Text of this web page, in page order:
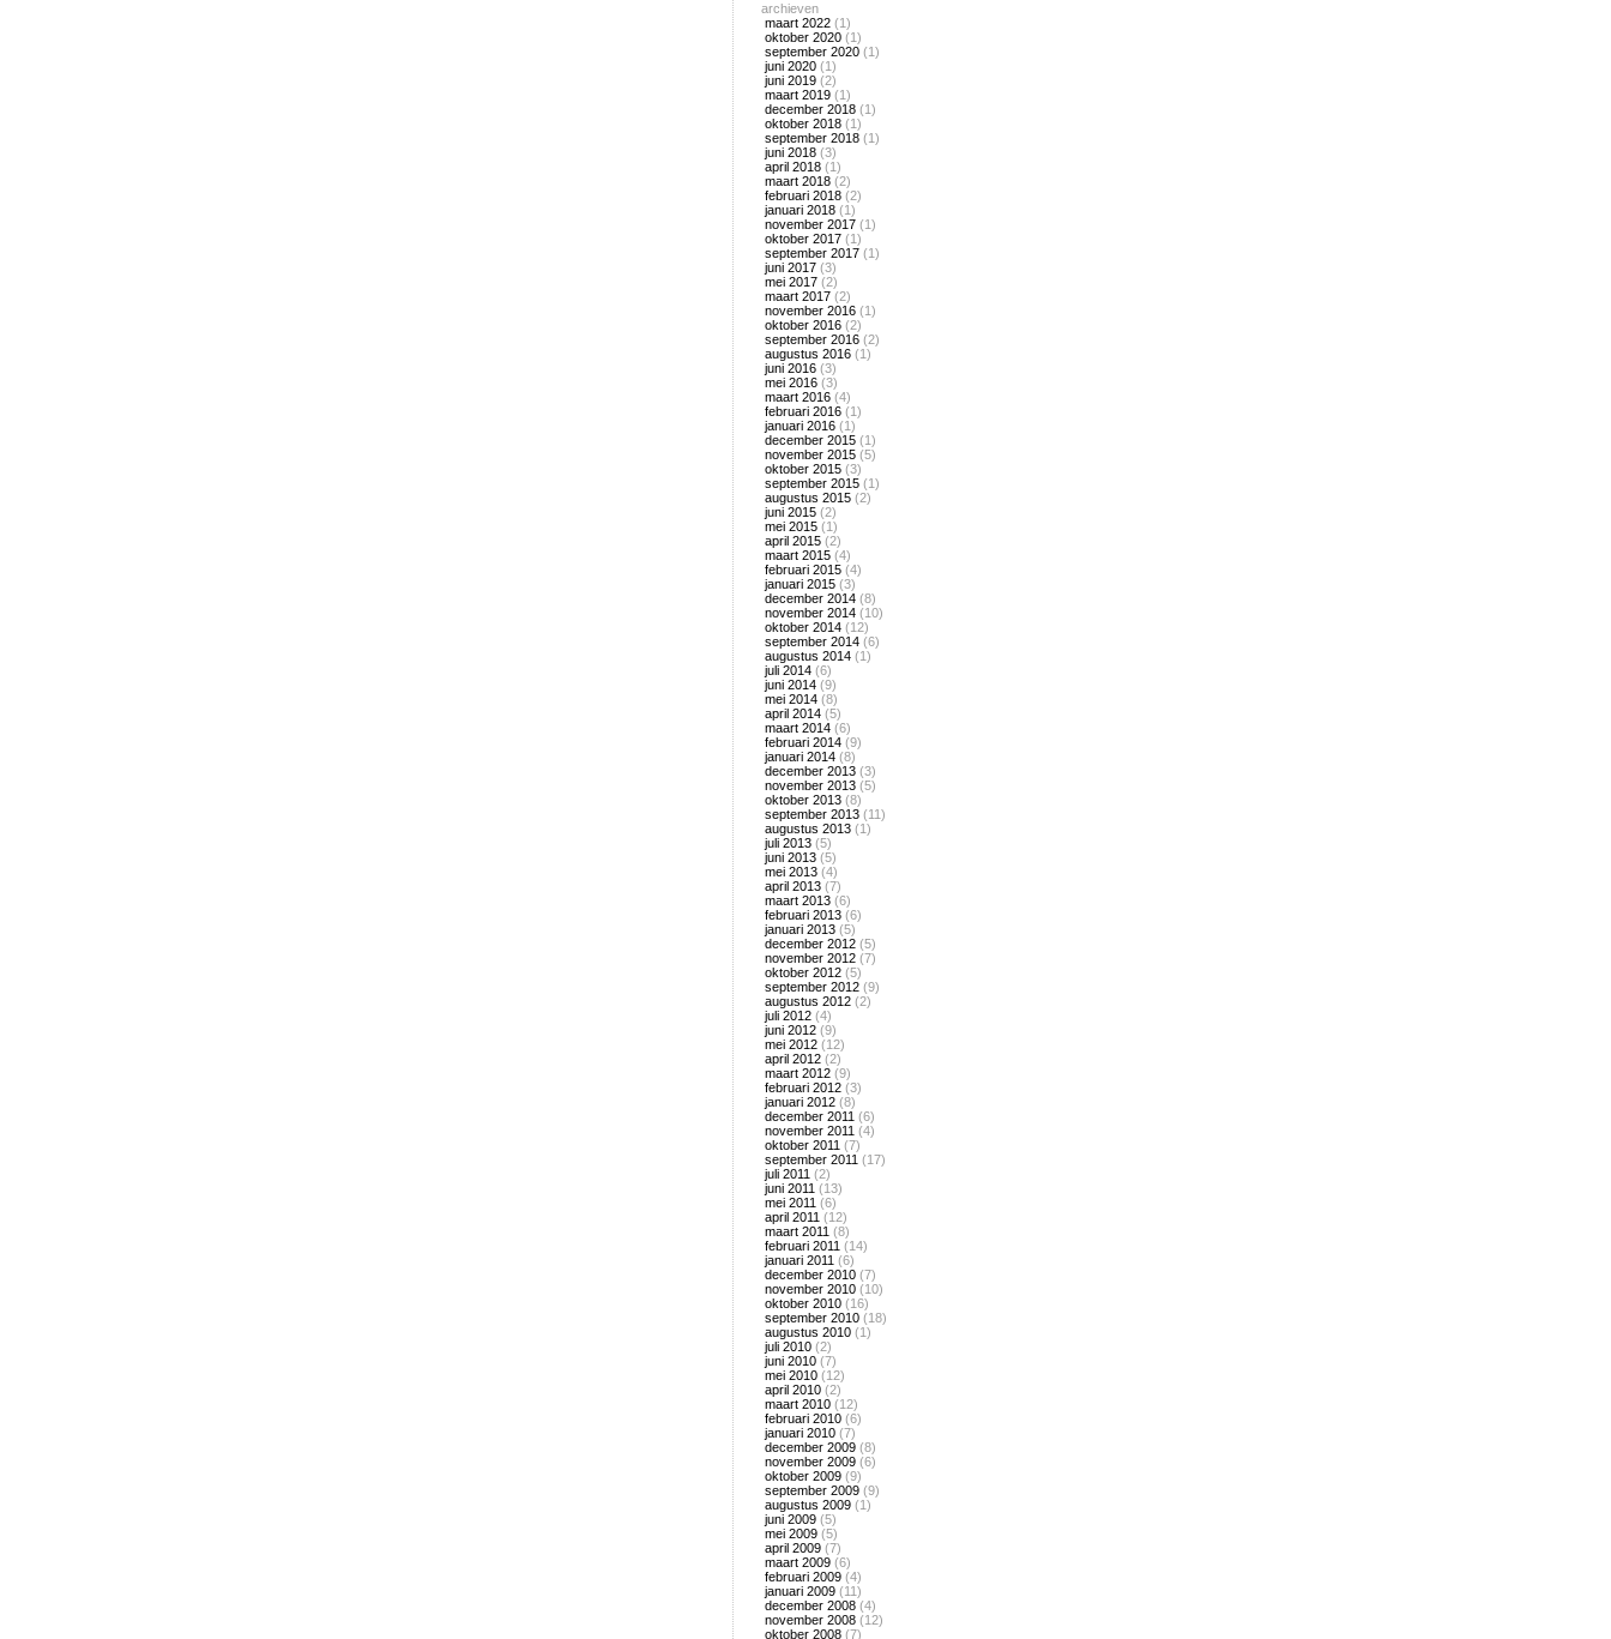
archieven
maart 2022 (1)
oktober 2020 (1)
september 2020 (1)
juni 2020 (1)
juni 2019 (2)
maart 2019 (1)
december 2018 (1)
oktober 2018 (1)
september 2018 (1)
juni 2018 (3)
april 2018 (1)
maart 2018 (2)
februari 2018 (2)
januari 2018 (1)
november 2017 (1)
oktober 2017 (1)
september 2017 (1)
juni 2017 (3)
mei 2017 (2)
maart 2017 (2)
november 2016 (1)
oktober 2016 (2)
september 2016 (2)
augustus 2016 (1)
juni 2016 (3)
mei 2016 (3)
maart 2016 (4)
februari 2016 (1)
januari 2016 (1)
december 2015 (1)
november 2015 (5)
oktober 2015 (3)
september 2015 (1)
augustus 2015 (2)
juni 2015 (2)
mei 2015 (1)
april 2015 (2)
maart 2015 (4)
februari 2015 (4)
januari 2015 (3)
december 2014 (8)
november 2014 (10)
oktober 2014 (12)
september 2014 (6)
augustus 2014 (1)
juli 2014 (6)
juni 2014 (9)
mei 2014 (8)
april 2014 (5)
maart 2014 (6)
februari 2014 (9)
januari 2014 (8)
december 2013 (3)
november 2013 (5)
oktober 2013 (8)
september 2013 (11)
augustus 2013 (1)
juli 2013 (5)
juni 2013 (5)
mei 2013 (4)
april 2013 (7)
maart 2013 (6)
februari 2013 (6)
januari 2013 (5)
december 2012 (5)
november 2012 (7)
oktober 2012 (5)
september 2012 (9)
augustus 2012 (2)
juli 2012 (4)
juni 2012 (9)
mei 2012 (12)
april 2012 (2)
maart 2012 (9)
februari 2012 (3)
januari 2012 (8)
december 2011 (6)
november 2011 (4)
oktober 2011 (7)
september 2011 (17)
juli 2011 (2)
juni 2011 (13)
mei 2011 (6)
april 2011 (12)
maart 2011 (8)
februari 2011 (14)
januari 2011 (6)
december 2010 (7)
november 2010 (10)
oktober 2010 (16)
september 2010 (18)
augustus 2010 (1)
juli 2010 (2)
juni 2010 (7)
mei 2010 (12)
april 2010 (2)
maart 2010 (12)
februari 2010 (6)
januari 2010 (7)
december 2009 (8)
november 2009 (6)
oktober 2009 (9)
september 2009 (9)
augustus 2009 (1)
juni 2009 (5)
mei 2009 (5)
april 2009 (7)
maart 2009 (6)
februari 2009 (4)
januari 2009 (11)
december 2008 (4)
november 2008 (12)
oktober 2008 (7)